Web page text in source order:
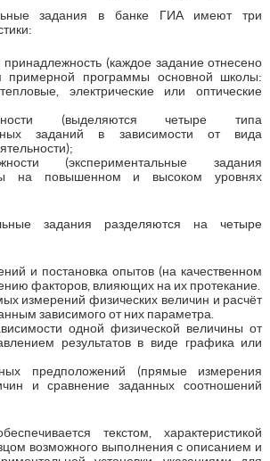
задания в банке ГИА имеют три
(каждое задание отнесено
примерной программы основной школы:
электрические или оптические
(выделяются четыре типа
заданий в зависимости от вида
(экспериментальные задания
на повышенном и высоком уровнях
задания разделяются на четыре
и постановка опытов (на качественном
факторов, влияющих на их протекание.
измерений физических величин и расчёт
зависимого от них параметра.
одной физической величины от
результатов в виде графика или
предположений (прямые измерения
и сравнение заданных соотношений
текстом, характеристикой
возможного выполнения с описанием и